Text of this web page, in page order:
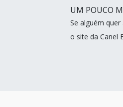
UM POUCO
Se alguém
o site da Canel